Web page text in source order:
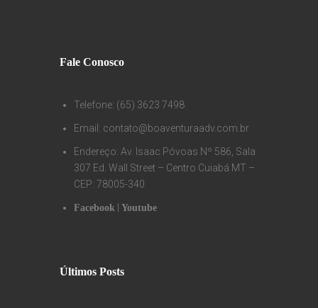
Fale Conosco
Telefone: (65) 3623 7498
Email: contato@boaventuraadv.com.br
Endereço: Av. Isaac Póvoas Nº 586, Sala
307 Ed. Wall Street – Centro Cuiabá MT –
CEP: 78005-340
Facebook Youtube
Últimos Posts